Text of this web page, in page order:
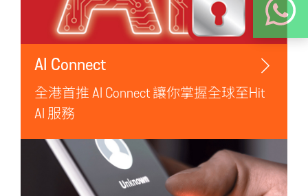
AI Connect
全港首推 AI Connect 讓你掌握全球至Hit
AI 服務